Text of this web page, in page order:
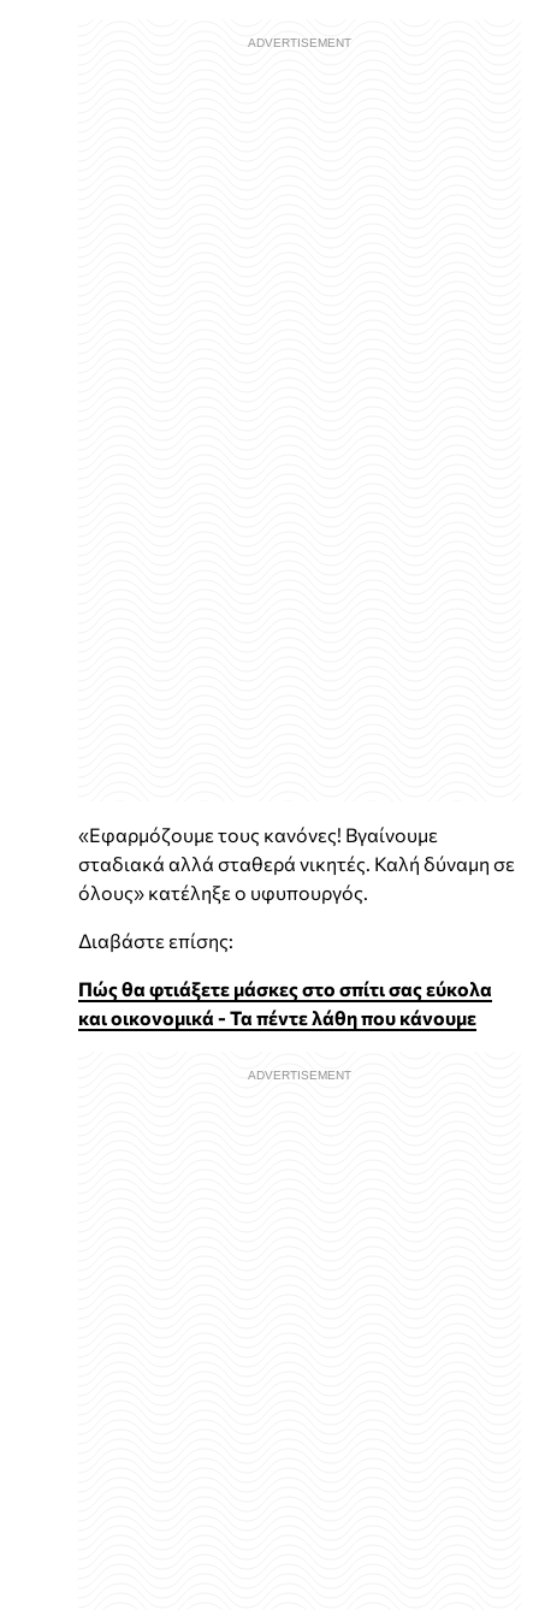
«Εφαρμόζουμε τους κανόνες! Βγαίνουμε
σταδιακά αλλά σταθερά νικητές. Καλή δύναμη σε
όλους» κατέληξε ο υφυπουργός.
Διαβάστε επίσης:
Πώς θα φτιάξετε μάσκες στο σπίτι σας εύκολα
και οικονομικά - Τα πέντε λάθη που κάνουμε